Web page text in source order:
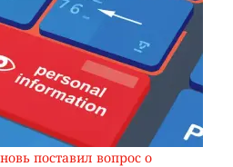
поставил вопрос о